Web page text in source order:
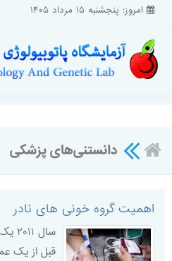
امروز: پنجشنبه ۱۵ مرداد ۱۴۰۵
دانستنی‌های پزشکی
اهمیت گروه خونی های نادر
قبل از یک